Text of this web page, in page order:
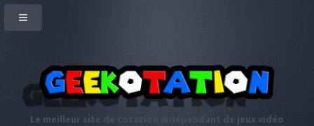
Le meilleur site de cotation indépendant de jeux vidéo